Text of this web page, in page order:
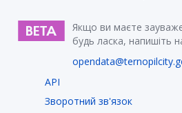
Якщо ви маєте
будь ласка, напишіть
API
Зворотний зв'язок